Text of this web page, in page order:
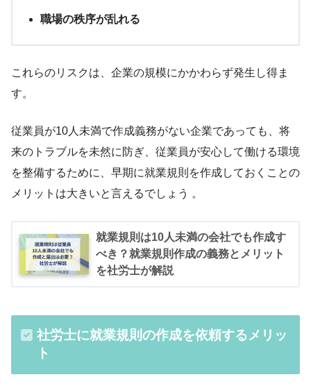
職場の秩序が乱れる
これらのリスクは、企業の規模にかかわらず発生し得ま
す。
従業員が10人未満で作成義務がない企業であっても、将
来のトラブルを未然に防ぎ、従業員が安心して働ける環境
を整備するために、早期に就業規則を作成しておくことの
メリットは大きいと言えるでしょう 。
就業規則は10人未満の会社でも作成す
べき？就業規則作成の義務とメリット
を社労士が解説
社労士に就業規則の作成を依頼するメリッ
ト